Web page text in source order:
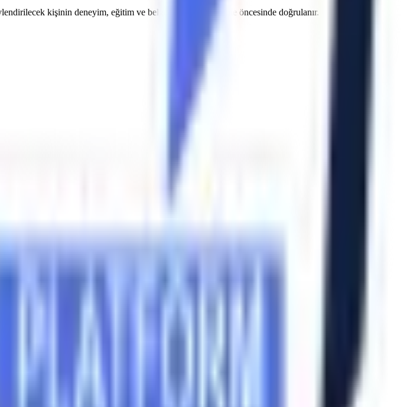
kişinin deneyim, eğitim ve belge kapsamı sözleşme öncesinde doğrulanır.